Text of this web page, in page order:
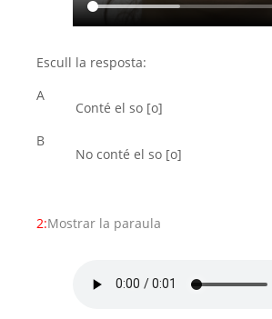
Escull la resposta:
A
Conté el so [o]
B
No conté el so [o]
2:Mostrar la paraula